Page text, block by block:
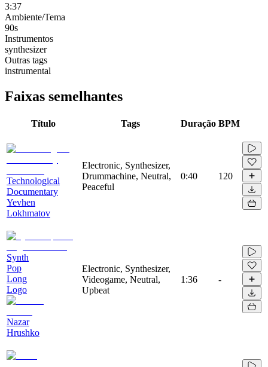
3:37
Ambiente/Tema
90s
Instrumentos
synthesizer
Outras tags
instrumental
Faixas semelhantes
Título Tags Duração BPM
Technological
Documentary
Yevhen
Lokhmatov
Electronic, Synthesizer,
Drummachine, Neutral,
Peaceful
0:40 120
Synth
Pop
Long
Logo
Nazar
Hrushko
Electronic, Synthesizer,
Videogame, Neutral,
Upbeat
1:36 -